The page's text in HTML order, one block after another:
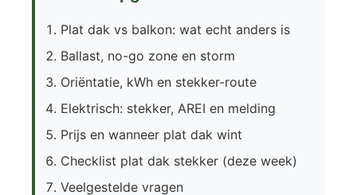
Plat dak vs balkon: wat echt anders is
Ballast, no-go zone en storm
Oriëntatie, kWh en stekker-route
Elektrisch: stekker, AREI en melding
Prijs en wanneer plat dak wint
Checklist plat dak stekker (deze week)
Veelgestelde vragen